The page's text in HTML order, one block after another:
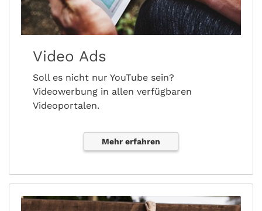
Video Ads
Soll es nicht nur YouTube sein?
Videowerbung in allen verfügbaren
Videoportalen.
Mehr erfahren